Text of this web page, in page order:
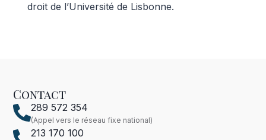
droit de l’Université de Lisbonne.
Contact
289 572 354
(Appel vers le réseau fixe national)
213 170 100